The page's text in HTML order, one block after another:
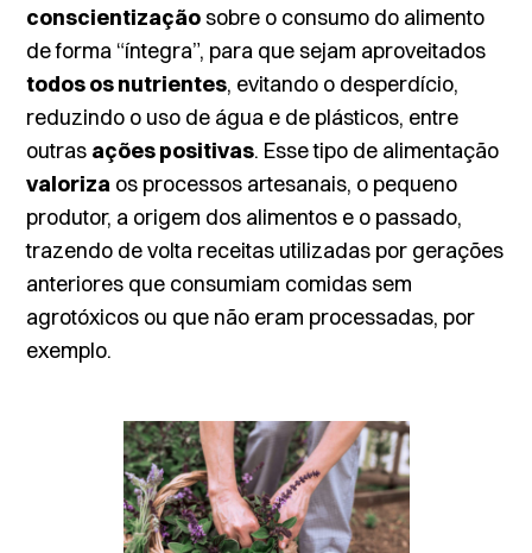
conscientizaçãosobre o consumo do alimento
de forma “íntegra”, para que sejam aproveitados
todos os nutrientes, evitando o desperdício,
reduzindo o uso de água e de plásticos, entre
outras ações positivas. Esse tipo de alimentação
valoriza os processos artesanais, o pequeno
produtor, a origem dos alimentos e o passado,
trazendo de volta receitas utilizadas por gerações
anteriores que consumiam comidas sem
agrotóxicos ou que não eram processadas, por
exemplo.